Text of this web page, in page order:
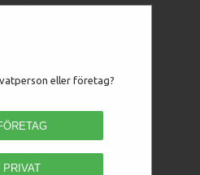
eller företag?
PRIVAT